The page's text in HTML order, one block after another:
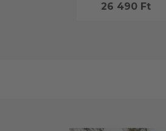
26 490 Ft